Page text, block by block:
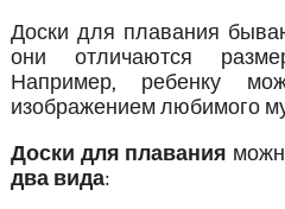
Доски для плавания
они отличаются
Например, ребенку
изображением любимого
Доски для плавания
два вида: